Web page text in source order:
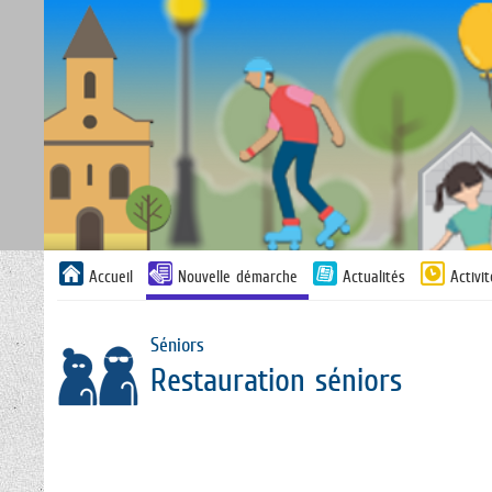
Liste
des
Accueil Nouvelle démarche Actualités
Séniors
Restauration séniors